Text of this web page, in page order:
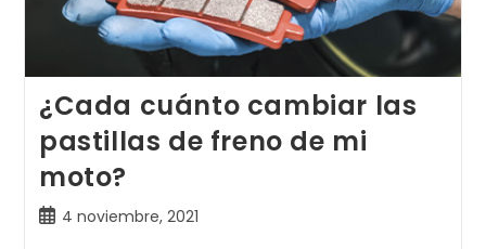
¿Cada cuánto cambiar las
pastillas de freno de mi
moto?
Publicación
4 noviembre, 2021